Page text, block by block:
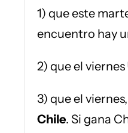
1) que este
encuentro hay
2) que el viernes
3) que el
Chile. Si gana